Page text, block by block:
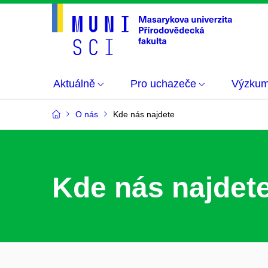
Aktuálně Pro uchazeče
O nás Kde nás najdete
Kde nás